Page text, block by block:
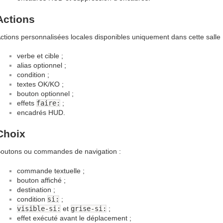
personnalisées locales disponibles uniquement dans cette salle
verbe et cible ;
alias optionnel ;
condition ;
textes OK/KO ;
bouton optionnel ;
effets faire: ;
encadrés HUD.
ou commandes de navigation :
commande textuelle ;
bouton affiché ;
destination ;
condition si: ;
visible-si: et grise-si: ;
effet exécuté avant le déplacement ;